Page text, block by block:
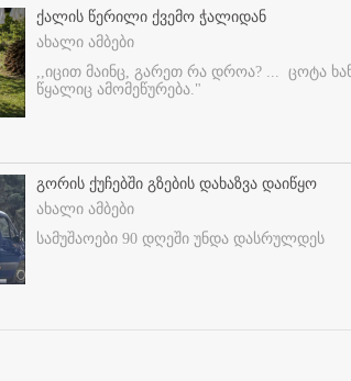
ქალის წერილი ქვემო ჭალიდან
ახალი ამბები
,,იცით მაინც, გარეთ რა დროა? ... ცოტა
წყალიც ამომეწურება."
გორის ქუჩებში გზების დახაზვა დაიწყო
ახალი ამბები
სამუშაოები 90 დღეში უნდა დასრულდეს